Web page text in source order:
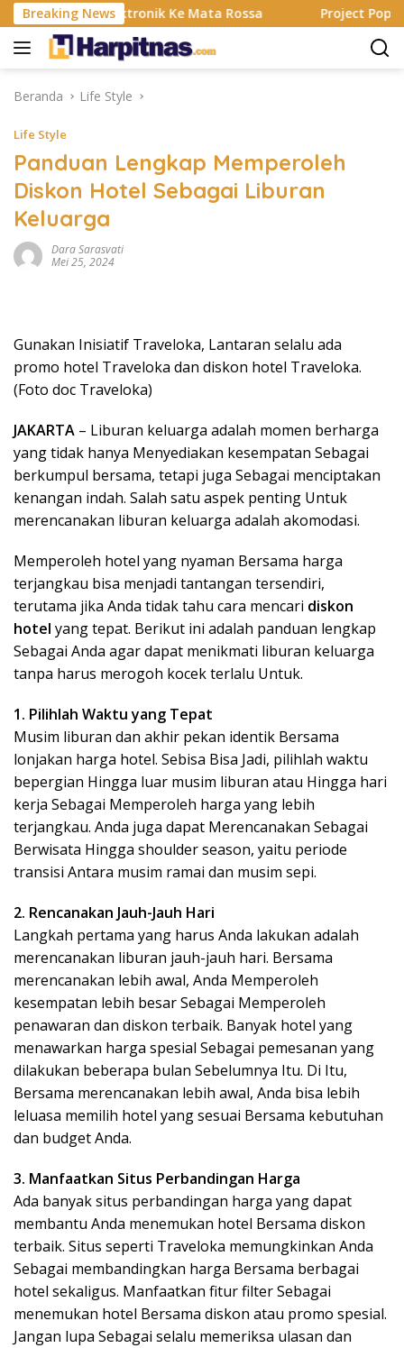
Langsung
ke
konten
Breaking News
Alat Elektronik Ke Mata Rossa Project Pop
Beranda Life Style
Life Style
Panduan Lengkap Memperoleh
Diskon Hotel Sebagai Liburan
Keluarga
Dara Sarasvati
Mei 25, 2024
Gunakan Inisiatif Traveloka, Lantaran selalu ada
promo hotel Traveloka dan diskon hotel Traveloka.
(Foto doc Traveloka)
JAKARTA – Liburan keluarga adalah momen berharga
yang tidak hanya Menyediakan kesempatan Sebagai
berkumpul bersama, tetapi juga Sebagai menciptakan
kenangan indah. Salah satu aspek penting Untuk
merencanakan liburan keluarga adalah akomodasi.
Memperoleh hotel yang nyaman Bersama harga
terjangkau bisa menjadi tantangan tersendiri,
terutama jika Anda tidak tahu cara mencari diskon
hotel yang tepat. Berikut ini adalah panduan lengkap
Sebagai Anda agar dapat menikmati liburan keluarga
tanpa harus merogoh kocek terlalu Untuk.
1. Pilihlah Waktu yang Tepat
Musim liburan dan akhir pekan identik Bersama
lonjakan harga hotel. Sebisa Bisa Jadi, pilihlah waktu
bepergian Hingga luar musim liburan atau Hingga hari
kerja Sebagai Memperoleh harga yang lebih
terjangkau. Anda juga dapat Merencanakan Sebagai
Berwisata Hingga shoulder season, yaitu periode
transisi Antara musim ramai dan musim sepi.
2. Rencanakan Jauh-Jauh Hari
Langkah pertama yang harus Anda lakukan adalah
merencanakan liburan jauh-jauh hari. Bersama
merencanakan lebih awal, Anda Memperoleh
kesempatan lebih besar Sebagai Memperoleh
penawaran dan diskon terbaik. Banyak hotel yang
menawarkan harga spesial Sebagai pemesanan yang
dilakukan beberapa bulan Sebelumnya Itu. Di Itu,
Bersama merencanakan lebih awal, Anda bisa lebih
leluasa memilih hotel yang sesuai Bersama kebutuhan
dan budget Anda.
3. Manfaatkan Situs Perbandingan Harga
Ada banyak situs perbandingan harga yang dapat
membantu Anda menemukan hotel Bersama diskon
terbaik. Situs seperti Traveloka memungkinkan Anda
Sebagai membandingkan harga Bersama berbagai
hotel sekaligus. Manfaatkan fitur filter Sebagai
menemukan hotel Bersama diskon atau promo spesial.
Jangan lupa Sebagai selalu memeriksa ulasan dan